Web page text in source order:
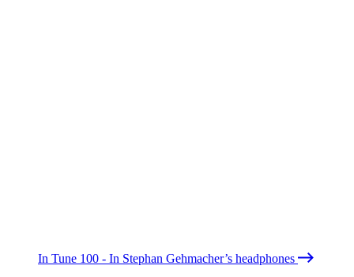
In Tune 100 - In Stephan Gehmacher’s headphones